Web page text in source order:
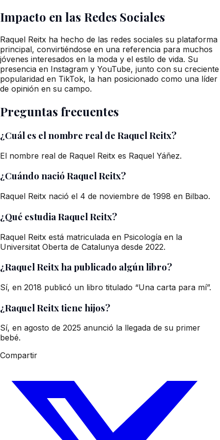
Impacto en las Redes Sociales
Raquel Reitx ha hecho de las redes sociales su plataforma
principal, convirtiéndose en una referencia para muchos
jóvenes interesados en la moda y el estilo de vida. Su
presencia en Instagram y YouTube, junto con su creciente
popularidad en TikTok, la han posicionado como una líder
de opinión en su campo.
Preguntas frecuentes
¿Cuál es el nombre real de Raquel Reitx?
El nombre real de Raquel Reitx es Raquel Yáñez.
¿Cuándo nació Raquel Reitx?
Raquel Reitx nació el 4 de noviembre de 1998 en Bilbao.
¿Qué estudia Raquel Reitx?
Raquel Reitx está matriculada en Psicología en la
Universitat Oberta de Catalunya desde 2022.
¿Raquel Reitx ha publicado algún libro?
Sí, en 2018 publicó un libro titulado “Una carta para mí”.
¿Raquel Reitx tiene hijos?
Sí, en agosto de 2025 anunció la llegada de su primer
bebé.
Compartir